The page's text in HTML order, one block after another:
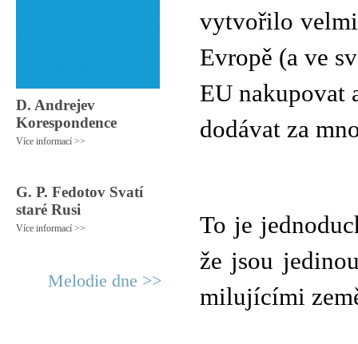
D. Andrejev
Korespondence
Více informací >>
G. P. Fedotov Svatí
staré Rusi
Více informací >>
Melodie dne >>
vytvořilo
Evropě (a ve
EU nakupovat
dodávat za
To je
že jsou
milujícími